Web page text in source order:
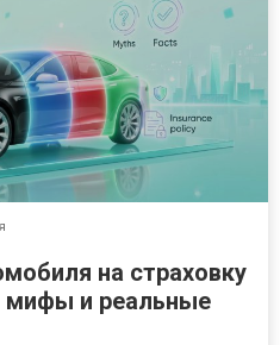
на страховку
мифы и реальные